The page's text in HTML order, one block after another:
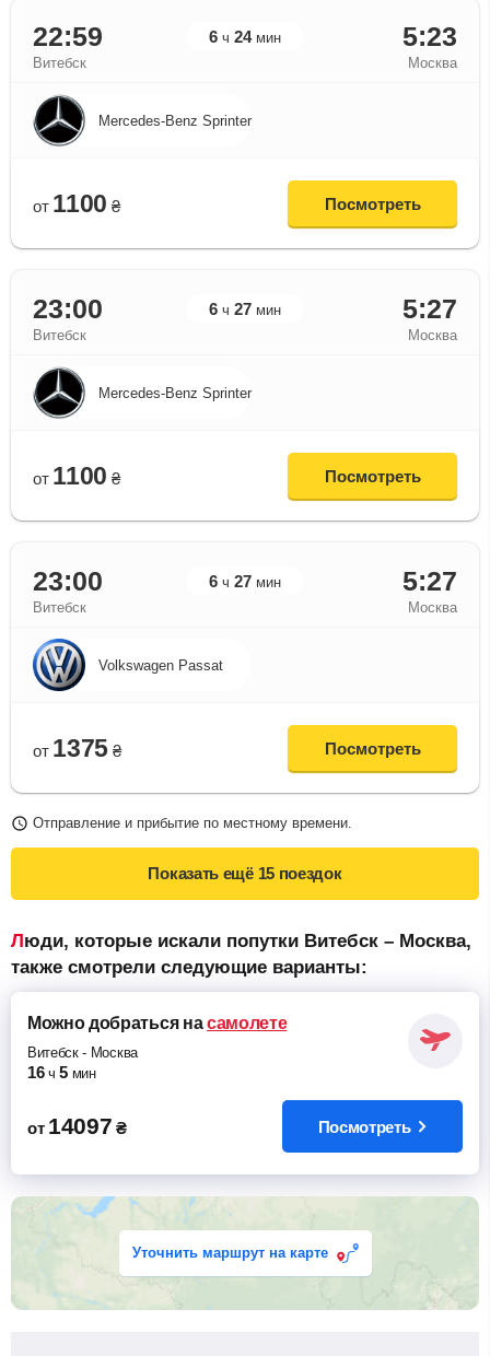
22:59 6 ч 24 мин 5:23
Витебск Москва
Mercedes-Benz Sprinter
от 1100 ₴ Посмотреть
23:00 6 ч 27 мин 5:27
Витебск Москва
Mercedes-Benz Sprinter
от 1100 ₴ Посмотреть
23:00 6 ч 27 мин 5:27
Витебск Москва
Volkswagen Passat
от 1375 ₴ Посмотреть
Отправление и прибытие по местному времени.
Показать ещё 15 поездок
Люди, которые искали попутки Витебск – Москва,
также смотрели следующие варианты:
Можно добратьсяна самолете
Витебск- Москва
16 ч 5 мин
от 14097 ₴ Посмотреть
Уточнить маршрут на карте